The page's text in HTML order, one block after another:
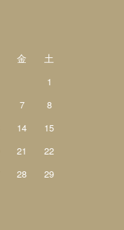
金 土
1
7
8
14
15
21
22
28
29